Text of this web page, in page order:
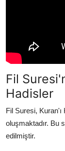
Fil
Hadisler
Fil Suresi, Kuran'ı
oluşmaktadır. Bu
edilmiştir.